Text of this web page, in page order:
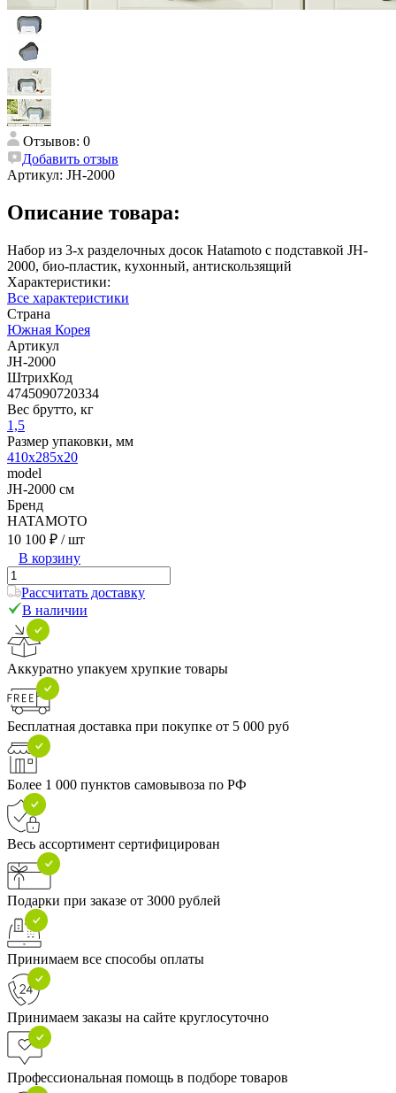
Отзывов: 0
Добавить отзыв
Артикул: JH-2000
Описание товара:
Набор из 3-х разделочных досок Hatamoto с подставкой JH-
2000, био-пластик, кухонный, антискользящий
Характеристики:
Все характеристики
Страна
Южная Корея
Артикул
JH-2000
ШтрихКод
4745090720334
Вес брутто, кг
1,5
Размер упаковки, мм
410х285х20
model
JH-2000 см
Бренд
HATAMOTO
10 100 ₽ / шт
В корзину
Рассчитать доставку
В наличии
Аккуратно упакуем хрупкие товары
Бесплатная доставка при покупке от 5 000 руб
Более 1 000 пунктов самовывоза по РФ
Весь ассортимент сертифицирован
Подарки при заказе от 3000 рублей
Принимаем все способы оплаты
Принимаем заказы на сайте круглосуточно
Профессиональная помощь в подборе товаров